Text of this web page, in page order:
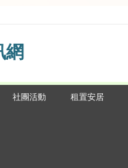
社團活動 租置安居